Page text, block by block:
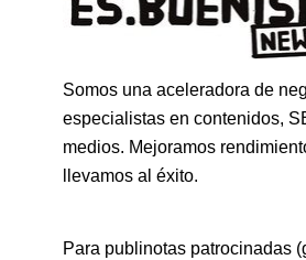
Somos una aceleradora de
especialistas en contenidos,
medios. Mejoramos
llevamos al éxito.
Para publinotas patrocinadas